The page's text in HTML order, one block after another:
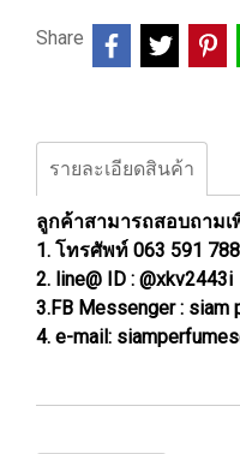
Share
รายละเอียดสินค้า
ลูกค้าสามารถสอบถาม
1. โทรศัพท์ 063 591
2. line@ ID : @xkv2443i
3.FB Messenger : siam
4. e-mail: